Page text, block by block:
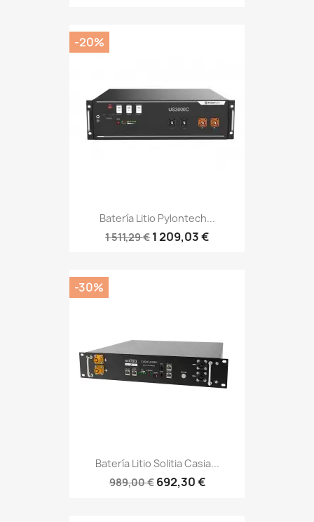
Batería Litio Pylontech...
1 511,29 € 1 209,03 €
-20%
Batería Litio Solitia Casia...
989,00 € 692,30 €
-30%